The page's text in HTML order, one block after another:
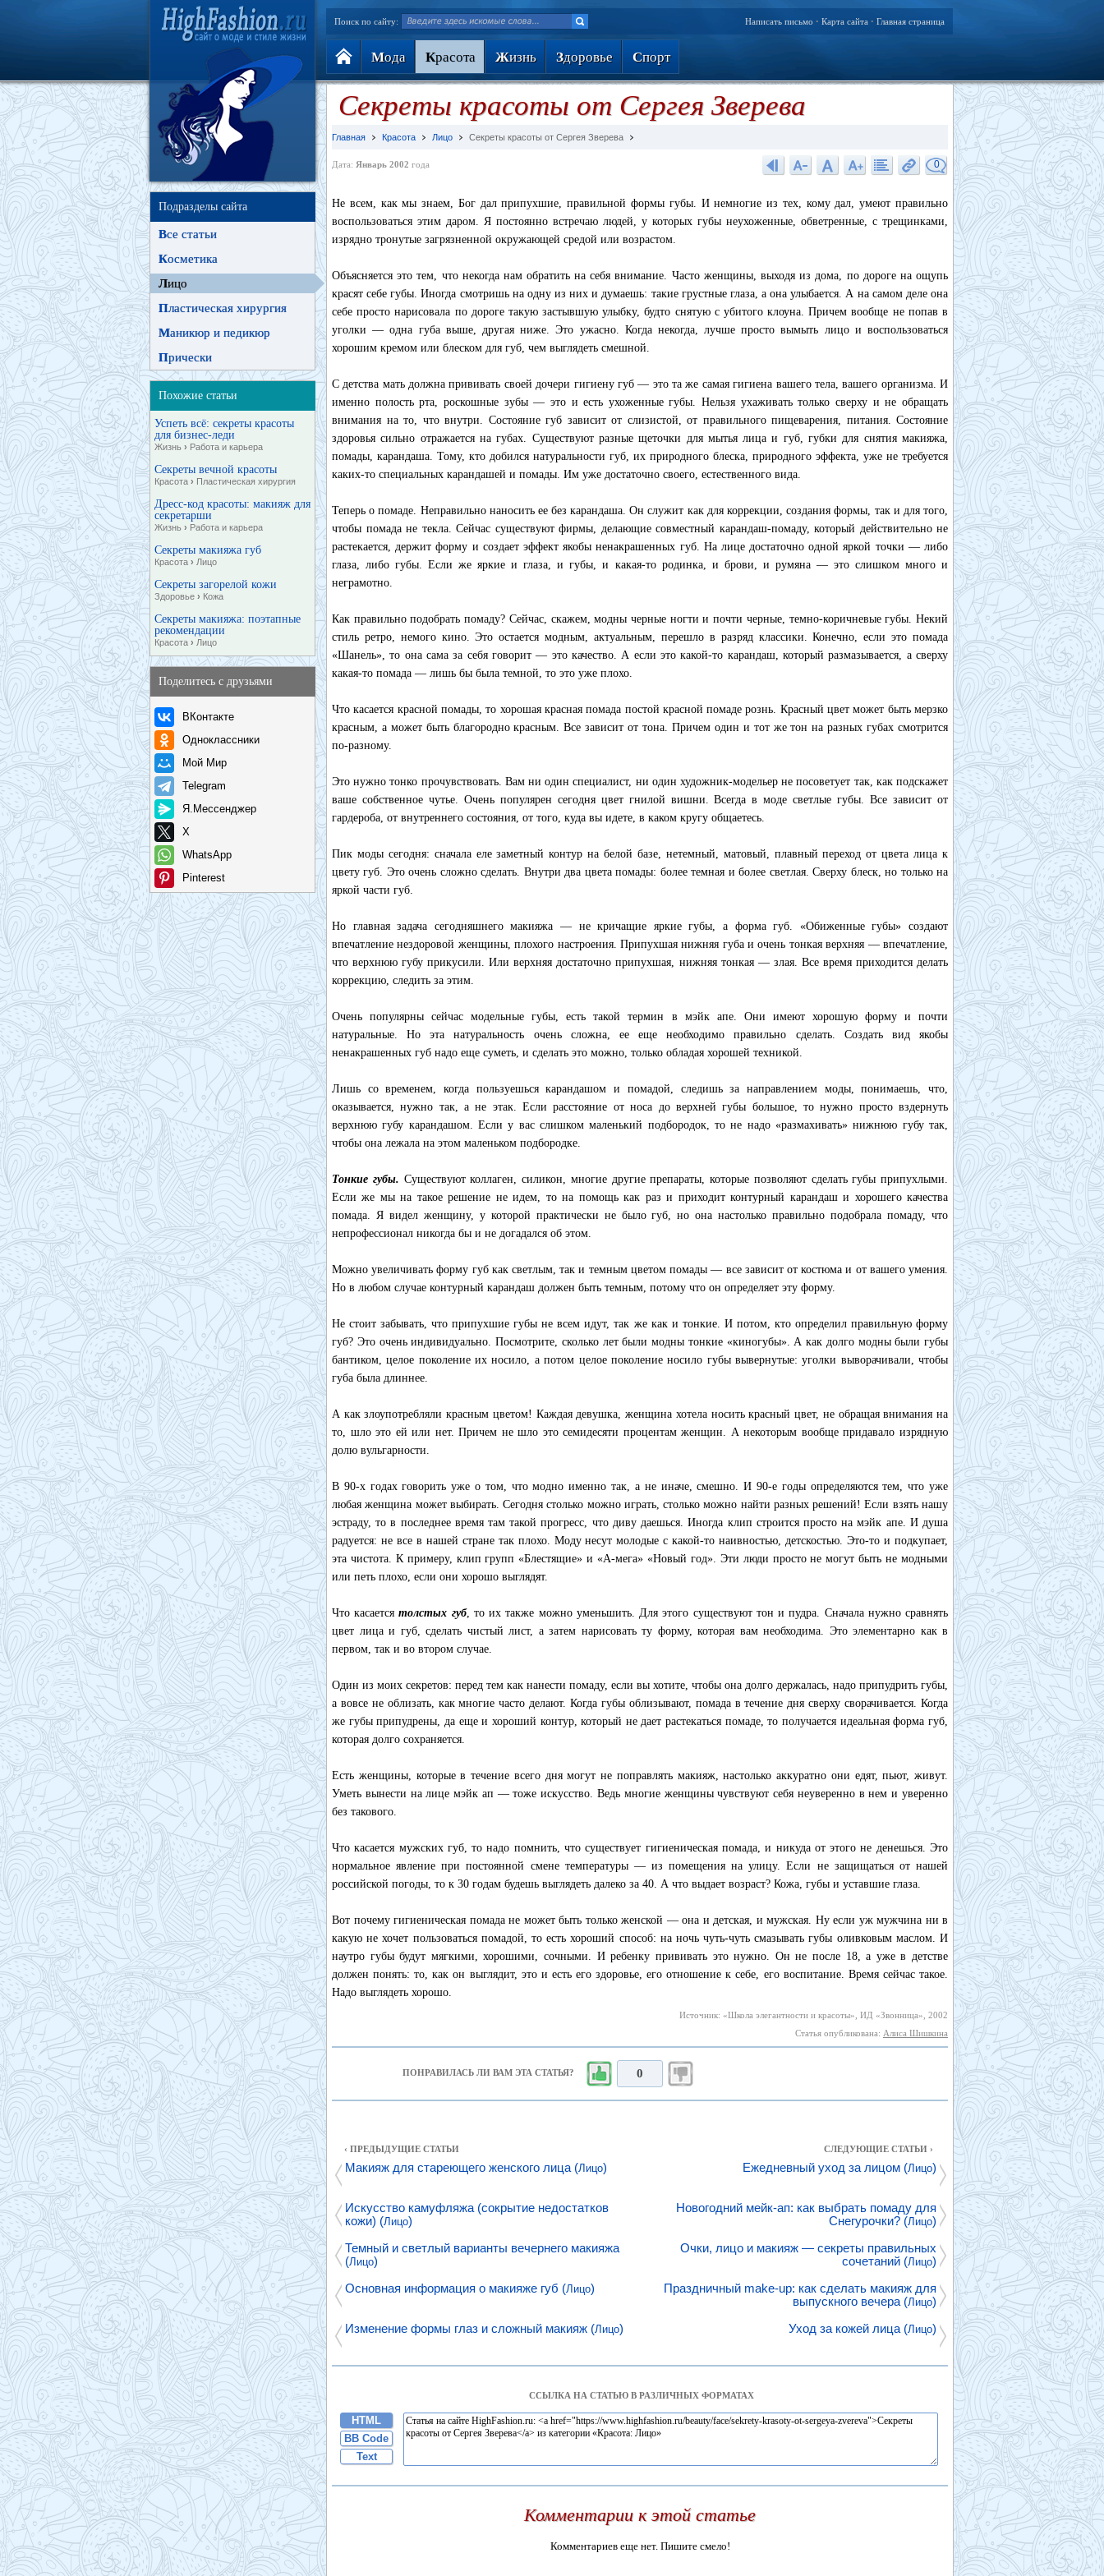
Поиск по сайту: Написать письмо • Карта сайта • Главная страница
Мода Красота Жизнь Здоровье Спорт
Подразделы сайта
Все статьи
Косметика
Лицо
Пластическая хирургия
Маникюр и педикюр
Прически
Похожие статьи
Успеть всё: секреты красоты
для бизнес-леди
Жизнь › Работа и карьера
Секреты вечной красоты
Красота › Пластическая хирургия
Дресс-код красоты: макияж для
секретарши
Жизнь › Работа и карьера
Секреты макияжа губ
Красота › Лицо
Секреты загорелой кожи
Здоровье › Кожа
Секреты макияжа: поэтапные
рекомендации
Красота › Лицо
Поделитесь с друзьями
ВКонтакте
Одноклассники
Мой Мир
Telegram
Я.Мессенджер
X
WhatsApp
Pinterest
Секреты красоты от Сергея Зверева
Главная Красота Лицо Секреты красоты от Сергея Зверева
Дата: Январь 2002 года 0
Не всем, как мы знаем, Бог дал припухшие, правильной формы губы. И немногие из тех, кому дал, умеют правильно
воспользоваться этим даром. Я постоянно встречаю людей, у которых губы неухоженные, обветренные, с трещинками,
изрядно тронутые загрязненной окружающей средой или возрастом.
Объясняется это тем, что некогда нам обратить на себя внимание. Часто женщины, выходя из дома, по дороге на ощупь
красят себе губы. Иногда смотришь на одну из них и думаешь: такие грустные глаза, а она улыбается. А на самом деле она
себе просто нарисовала по дороге такую застывшую улыбку, будто снятую с убитого клоуна. Причем вообще не попав в
уголки — одна губа выше, другая ниже. Это ужасно. Когда некогда, лучше просто вымыть лицо и воспользоваться
хорошим кремом или блеском для губ, чем выглядеть смешной.
С детства мать должна прививать своей дочери гигиену губ — это та же самая гигиена вашего тела, вашего организма. И
именно полость рта, роскошные зубы — это и есть ухоженные губы. Нельзя ухаживать только сверху и не обращать
внимания на то, что внутри. Состояние губ зависит от слизистой, от правильного пищеварения, питания. Состояние
здоровья сильно отражается на губах. Существуют разные щеточки для мытья лица и губ, губки для снятия макияжа,
помады, карандаша. Тому, кто добился натуральности губ, их природного блеска, природного эффекта, уже не требуется
каких-то специальных карандашей и помады. Им уже достаточно своего, естественного вида.
Теперь о помаде. Неправильно наносить ее без карандаша. Он служит как для коррекции, создания формы, так и для того,
чтобы помада не текла. Сейчас существуют фирмы, делающие совместный карандаш-помаду, который действительно не
растекается, держит форму и создает эффект якобы ненакрашенных губ. На лице достаточно одной яркой точки — либо
глаза, либо губы. Если же яркие и глаза, и губы, и какая-то родинка, и брови, и румяна — это слишком много и
неграмотно.
Как правильно подобрать помаду? Сейчас, скажем, модны черные ногти и почти черные, темно-коричневые губы. Некий
стиль ретро, немого кино. Это остается модным, актуальным, перешло в разряд классики. Конечно, если это помада
«Шанель», то она сама за себя говорит — это качество. А если это какой-то карандаш, который размазывается, а сверху
какая-то помада — лишь бы была темной, то это уже плохо.
Что касается красной помады, то хорошая красная помада постой красной помаде рознь. Красный цвет может быть мерзко
красным, а может быть благородно красным. Все зависит от тона. Причем один и тот же тон на разных губах смотрится
по-разному.
Это нужно тонко прочувствовать. Вам ни один специалист, ни один художник-модельер не посоветует так, как подскажет
ваше собственное чутье. Очень популярен сегодня цвет гнилой вишни. Всегда в моде светлые губы. Все зависит от
гардероба, от внутреннего состояния, от того, куда вы идете, в каком кругу общаетесь.
Пик моды сегодня: сначала еле заметный контур на белой базе, нетемный, матовый, плавный переход от цвета лица к
цвету губ. Это очень сложно сделать. Внутри два цвета помады: более темная и более светлая. Сверху блеск, но только на
яркой части губ.
Но главная задача сегодняшнего макияжа — не кричащие яркие губы, а форма губ. «Обиженные губы» создают
впечатление нездоровой женщины, плохого настроения. Припухшая нижняя губа и очень тонкая верхняя — впечатление,
что верхнюю губу прикусили. Или верхняя достаточно припухшая, нижняя тонкая — злая. Все время приходится делать
коррекцию, следить за этим.
Очень популярны сейчас модельные губы, есть такой термин в мэйк апе. Они имеют хорошую форму и почти
натуральные. Но эта натуральность очень сложна, ее еще необходимо правильно сделать. Создать вид якобы
ненакрашенных губ надо еще суметь, и сделать это можно, только обладая хорошей техникой.
Лишь со временем, когда пользуешься карандашом и помадой, следишь за направлением моды, понимаешь, что,
оказывается, нужно так, а не этак. Если расстояние от носа до верхней губы большое, то нужно просто вздернуть
верхнюю губу карандашом. Если у вас слишком маленький подбородок, то не надо «размахивать» нижнюю губу так,
чтобы она лежала на этом маленьком подбородке.
Тонкие губы. Существуют коллаген, силикон, многие другие препараты, которые позволяют сделать губы припухлыми.
Если же мы на такое решение не идем, то на помощь как раз и приходит контурный карандаш и хорошего качества
помада. Я видел женщину, у которой практически не было губ, но она настолько правильно подобрала помаду, что
непрофессионал никогда бы и не догадался об этом.
Можно увеличивать форму губ как светлым, так и темным цветом помады — все зависит от костюма и от вашего умения.
Но в любом случае контурный карандаш должен быть темным, потому что он определяет эту форму.
Не стоит забывать, что припухшие губы не всем идут, так же как и тонкие. И потом, кто определил правильную форму
губ? Это очень индивидуально. Посмотрите, сколько лет были модны тонкие «киногубы». А как долго модны были губы
бантиком, целое поколение их носило, а потом целое поколение носило губы вывернутые: уголки выворачивали, чтобы
губа была длиннее.
А как злоупотребляли красным цветом! Каждая девушка, женщина хотела носить красный цвет, не обращая внимания на
то, шло это ей или нет. Причем не шло это семидесяти процентам женщин. А некоторым вообще придавало изрядную
долю вульгарности.
В 90-х годах говорить уже о том, что модно именно так, а не иначе, смешно. И 90-е годы определяются тем, что уже
любая женщина может выбирать. Сегодня столько можно играть, столько можно найти разных решений! Если взять нашу
эстраду, то в последнее время там такой прогресс, что диву даешься. Иногда клип строится просто на мэйк апе. И душа
радуется: не все в нашей стране так плохо. Моду несут молодые с какой-то наивностью, детскостью. Это-то и подкупает,
эта чистота. К примеру, клип групп «Блестящие» и «А-мега» «Новый год». Эти люди просто не могут быть не модными
или петь плохо, если они хорошо выглядят.
Что касаетсятолстых губ, то их также можно уменьшить. Для этого существуют тон и пудра. Сначала нужно сравнять
цвет лица и губ, сделать чистый лист, а затем нарисовать ту форму, которая вам необходима. Это элементарно как в
первом, так и во втором случае.
Один из моих секретов: перед тем как нанести помаду, если вы хотите, чтобы она долго держалась, надо припудрить губы,
а вовсе не облизать, как многие часто делают. Когда губы облизывают, помада в течение дня сверху сворачивается. Когда
же губы припудрены, да еще и хороший контур, который не дает растекаться помаде, то получается идеальная форма губ,
которая долго сохраняется.
Есть женщины, которые в течение всего дня могут не поправлять макияж, настолько аккуратно они едят, пьют, живут.
Уметь вынести на лице мэйк ап — тоже искусство. Ведь многие женщины чувствуют себя неуверенно в нем и уверенно
без такового.
Что касается мужских губ, то надо помнить, что существует гигиеническая помада, и никуда от этого не денешься. Это
нормальное явление при постоянной смене температуры — из помещения на улицу. Если не защищаться от нашей
российской погоды, то к 30 годам будешь выглядеть далеко за 40. А что выдает возраст? Кожа, губы и уставшие глаза.
Вот почему гигиеническая помада не может быть только женской — она и детская, и мужская. Ну если уж мужчина ни в
какую не хочет пользоваться помадой, то есть хороший способ: на ночь чуть-чуть смазывать губы оливковым маслом. И
наутро губы будут мягкими, хорошими, сочными. И ребенку прививать это нужно. Он не после 18, а уже в детстве
должен понять: то, как он выглядит, это и есть его здоровье, его отношение к себе, его воспитание. Время сейчас такое.
Надо выглядеть хорошо.
Источник: «Школа элегантности и красоты», ИД «Звонница», 2002
Статья опубликована: Алиса Шишкина
ПОНРАВИЛАСЬ ЛИ ВАМ ЭТА СТАТЬЯ? 0
‹ ПРЕДЫДУЩИЕ СТАТЬИ
Макияж для стареющего женского лица (Лицо)
Искусство камуфляжа (сокрытие недостатков
кожи) (Лицо)
Темный и светлый варианты вечернего макияжа
(Лицо)
Основная информация о макияже губ (Лицо)
Изменение формы глаз и сложный макияж (Лицо)
СЛЕДУЮЩИЕ СТАТЬИ ›
Ежедневный уход за лицом (Лицо)
Новогодний мейк-ап: как выбрать помаду для
Снегурочки? (Лицо)
Очки, лицо и макияж — секреты правильных
сочетаний (Лицо)
Праздничный make-up: как сделать макияж для
выпускного вечера (Лицо)
Уход за кожей лица (Лицо)
ССЫЛКА НА СТАТЬЮ В РАЗЛИЧНЫХ ФОРМАТАХ
HTML
BB Code
Text
Комментарии к этой статье
Комментариев еще нет. Пишите смело!